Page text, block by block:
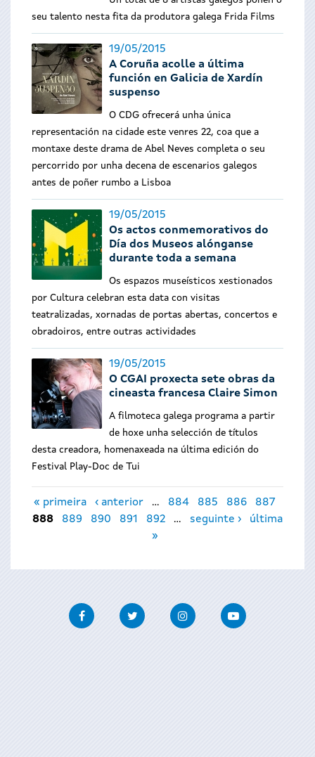
seu talento nesta fita da produtora galega Frida Films
19/05/2015
A Coruña acolle a última
función en Galicia de Xardín
suspenso
O CDG ofrecerá unha única
representación na cidade este venres 22, coa que a
montaxe deste drama de Abel Neves completa o seu
percorrido por unha decena de escenarios galegos
antes de poñer rumbo a Lisboa
19/05/2015
Os actos conmemorativos do
Día dos Museos alónganse
durante toda a semana
Os espazos museísticos xestionados
por Cultura celebran esta data con visitas
teatralizadas, xornadas de portas abertas, concertos e
obradoiros, entre outras actividades
19/05/2015
O CGAI proxecta sete obras da
cineasta francesa Claire Simon
A filmoteca galega programa a partir
de hoxe unha selección de títulos
desta creadora, homenaxeada na última edición do
Festival Play-Doc de Tui
Páxinas
« primeira ‹ anterior … 884 885 886
887
888
889 890 891 892 … seguinte ›
última
»
FacebookTwitter InstagramYoutube